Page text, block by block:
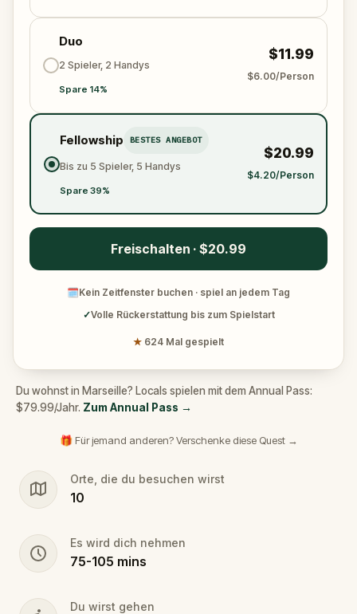
Duo
2 Spieler, 2 Handys
Spare 14%
$11.99
$6.00/Person
Fellowship BESTES ANGEBOT
Bis zu 5 Spieler, 5 Handys
Spare 39%
$20.99
$4.20/Person
Freischalten · $20.99
🗓Kein Zeitfenster buchen · spiel an jedem Tag
✓Volle Rückerstattung bis zum Spielstart
★ 624 Mal gespielt
Du wohnst in Marseille? Locals spielen mit dem Annual Pass:
$79.99/Jahr. Zum Annual Pass →
🎁 Für jemand anderen? Verschenke diese Quest →
Orte, die du besuchen wirst
10
Es wird dich nehmen
75-105 mins
Du wirst gehen